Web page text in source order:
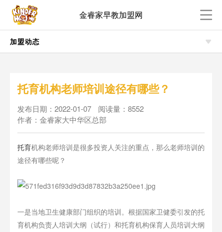
金睿家早教加盟网
加盟动态
托育机构老师培训途径有哪些？
发布日期：2022-01-07
阅读量：8552
作者：金睿家大中华区总部
托育机构老师培训是很多投资人关注的重点，那么老师培训的
途径有哪些呢？
一是当地卫生健康部门组织的培训。根据国家卫健委引发的托
育机构负责人培训大纲（试行）和托育机构保育人员培训大纲